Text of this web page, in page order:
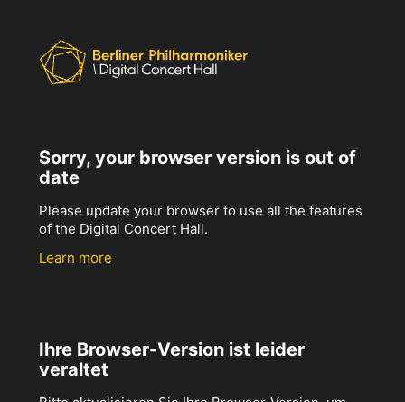
Sorry, your browser version is out of
date
Please update your browser to use all the features
of the Digital Concert Hall.
Learn more
Ihre Browser-Version ist leider
veraltet